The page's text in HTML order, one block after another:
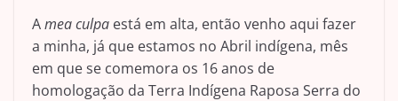
Amea culpa está em alta, então venho aqui fazer
a minha, já que estamos no Abril indígena, mês
em que se comemora os 16 anos de
homologação da Terra Indígena Raposa Serra do